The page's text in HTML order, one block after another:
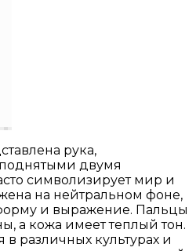
рука,
двумя
символизирует мир и
на нейтральном фоне,
и выражение. Пальцы
а кожа имеет теплый тон.
в различных культурах и